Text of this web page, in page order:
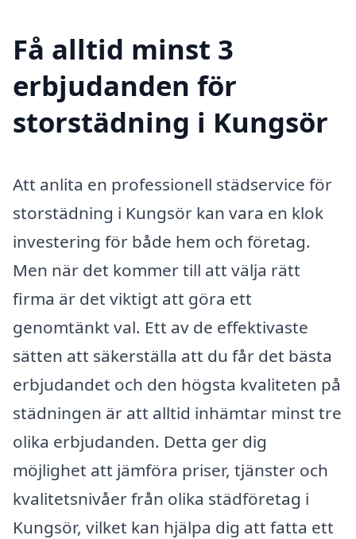
Få alltid minst 3
erbjudanden för
storstädning i Kungsör
Att anlita en professionell städservice för
storstädning i Kungsör kan vara en klok
investering för både hem och företag.
Men när det kommer till att välja rätt
firma är det viktigt att göra ett
genomtänkt val. Ett av de effektivaste
sätten att säkerställa att du får det bästa
erbjudandet och den högsta kvaliteten på
städningen är att alltid inhämtar minst tre
olika erbjudanden. Detta ger dig
möjlighet att jämföra priser, tjänster och
kvalitetsnivåer från olika städföretag i
Kungsör, vilket kan hjälpa dig att fatta ett